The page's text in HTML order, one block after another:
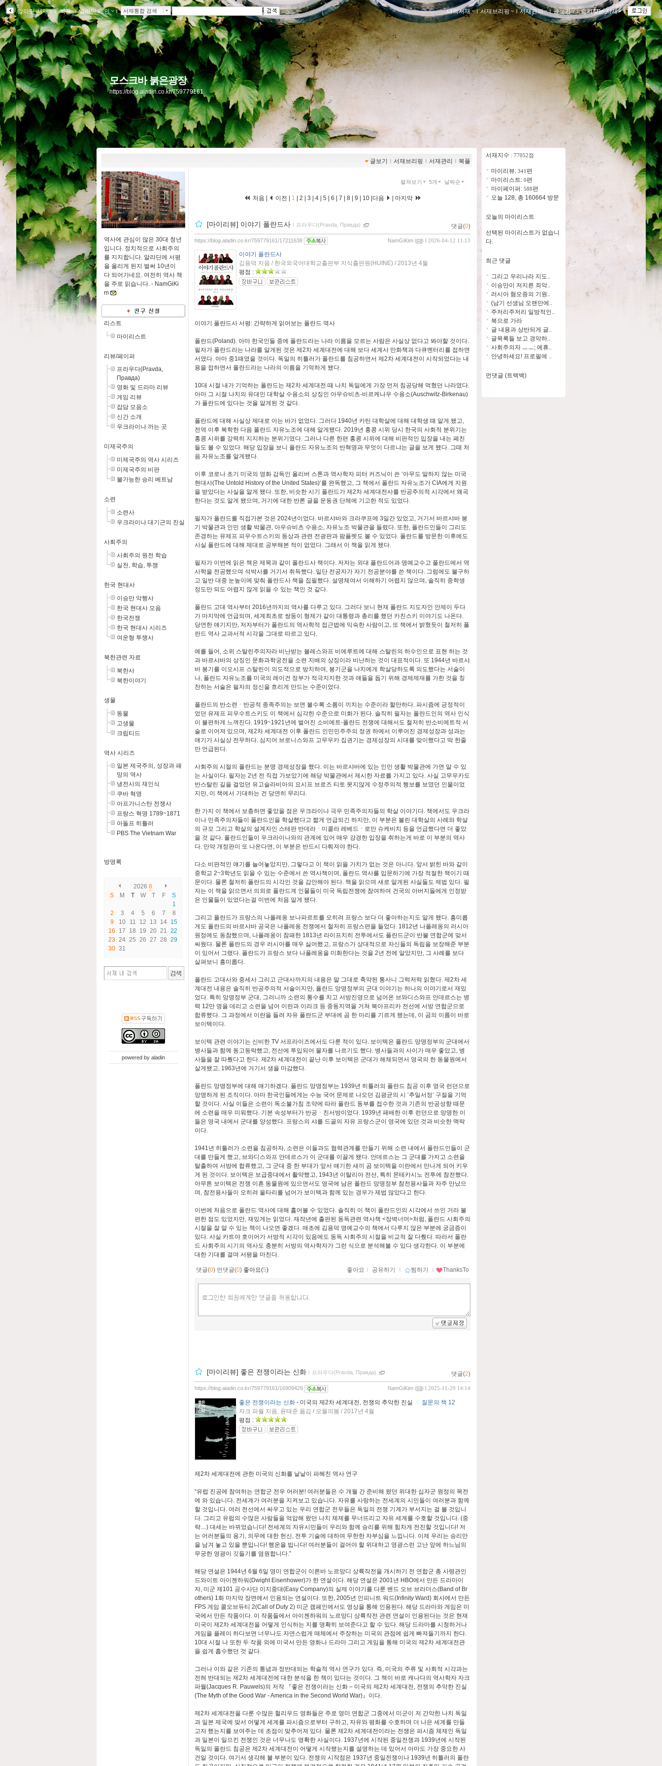
알라딘 서재 ｌ북플ｌ알라딘 메인 ｌ 서재통합 검색 나의서재 ｌ서재브리핑 ｌ서재관리 ｌ글쓰기 ｌ즐겨찾는 서재 ｌ
모스크바 붉은광장
https://blog.aladin.co.kr/759779161
글보기 ｌ 서재브리핑 ｌ 서재관리 ｌ 북플
역사에 관심이 많은 30대 청년
입니다. 정치적으로 사회주의
를 지지합니다. 알라딘에 서평
을 올리게 된지 벌써 10년이
다 되어가네요. 여전히 역사 책
을 주로 읽습니다. - NamGiKi
m
리스트
마이리스트
리뷰/페이퍼
프라우다(Pravda,
Правда)
영화 및 드라마 리뷰
게임 리뷰
잡담 모음소
신간 소개
우크라이나 까는 곳
미제국주의
미제국주의 역사 시리즈
미제국주의 비판
불가능한 승리 베트남
소련
소련사
우크라이나 대기근의 진실
사회주의
사회주의 원전 학습
실천, 학습, 투쟁
한국 현대사
이승만 악행사
한국 현대사 모음
한국전쟁
한국 현대사 시리즈
여운형 투쟁사
북한관련 자료
북한사
북한이야기
생물
동물
고생물
크립티드
역사 시리즈
일본 제국주의, 성장과 패
망의 역사
냉전사의 재인식
쿠바 혁명
아프가니스탄 전쟁사
프랑스 혁명 1789~1871
아돌프 히틀러
PBS The Vietnam War
방명록
2026 8
S
M T W T F
S
1
2
3 4 5 6 7
8
9
10 11 12 13 14 15
16
17 18 19 20 21 22
23 24 25 26 27 28 29
30 31
powered by aladin
펼쳐보기 5개 날짜순
처음 | 이전 | 1 2 3 4 5 6 7 8 9 10 다음 마지막
[마이리뷰] 이야기 폴란드사 ｌ 프라우다(Pravda, Правда) 댓글(0)
NamGiKim ( ) l 2026-04-12 11:13
https://blog.aladin.co.kr/759779161/17211638
이야기 폴란드사
김용덕 지음 / 한국외국어대학교출판부 지식출판원(HUINE) / 2013년 4월
평점 :
이야기 폴란드사 서평: 간략하게 읽어보는 폴란드 역사
폴란드(Poland). 아마 한국인들 중에 폴란드라는 나라 이름을 모르는 사람은 사실상 없다고 봐야할 것이다.
필자가 폴란드라는 나라를 알게된 것은 제2차 세계대전에 대해 보다 세계사 만화책과 다큐멘터리를 접하면
서였다. 아마 중1때였을 것이다. 독일의 히틀러가 폴란드를 침공하면서 제2차 세계대전이 시작되었다는 내
용을 접하면서 폴란드라는 나라의 이름을 기억하게 됐다.
10대 시절 내가 기억하는 폴란드는 제2차 세계대전 때 나치 독일에게 가장 먼저 침공당해 먹혔던 나라였다.
아마 그 시절 나치의 유대인 대학살 수용소의 상징인 아우슈비츠-비르케나우 수용소(Auschwitz-Birkenau)
가 폴란드에 있다는 것을 알게된 것 같다.
폴란드에 대해 사실상 제대로 아는 바가 없었다. 그러다 1940년 카틴 대학살에 대해 대학생 때 알게 됐고,
전역 이후 복학한 다음 폴란드 자유노조에 대해 알게됐다. 2019년 홍콩 시위 당시 한국의 사회적 분위기는
홍콩 시위를 강력히 지지하는 분위기였다. 그러나 다른 한편 홍콩 시위에 대해 비판적인 입장을 내는 페친
들도 볼 수 있었다. 해당 입장을 보니 폴란드 자유노조의 반혁명과 무엇이 다르냐는 글을 보게 됐다. 그때 처
음 자유노조를 알게됐다.
이후 코로나 초기 미국의 영화 감독인 올리버 스톤과 역사학자 피터 커즈닉이 쓴 ‘아무도 말하지 않는 미국
현대사(The Untold History of the United States)‘를 완독했고, 그 책에서 폴란드 자유노조가 CIA에게 지원
을 받았다는 사실을 알게 됐다. 또한, 비슷한 시기 폴란드가 제2차 세계대전사를 반공주의적 시각에서 왜곡
한다는 것도 알게 됐으며, 거기에 대한 반론 글을 운동권 단체에 기고한 적도 있었다.
필자가 폴란드를 직접가본 것은 2024년이었다. 바르샤바와 크라쿠프에 3일간 있었고, 거기서 바르샤바 봉
기 박물관과 인민 생활 박물관, 아우슈비츠 수용소, 자유노조 박물관을 들렸다. 또한, 폴란드인들이 그리도
존경하는 유제프 피우수트스키의 동상과 관련 전광판과 팜플렛도 볼 수 있었다. 폴란드를 방문한 이후에도
사실 폴란드에 대해 제대로 공부해본 적이 없었다. 그래서 이 책을 읽게 됐다.
필자가 이번에 읽은 책은 제목과 같이 폴란드사 책이다. 저자는 외대 폴란드어과 명예교수고 폴란드에서 역
사학을 전공했으며 석박사를 거기서 취득했다. 일단 전공자가 자기 전공분야를 쓴 책이다. 그럼에도 불구하
고 일반 대중 눈높이에 맞춰 폴란드사 책을 집필했다. 설명체여서 이해하기 어렵지 않으며, 솔직히 중학생
정도만 되도 어렵지 않게 읽을 수 있는 책인 것 같다.
폴란드 고대 역사부터 2016년까지의 역사를 다루고 있다. 그러다 보니 현재 폴란드 지도자인 안제이 두다
가 마지막에 언급되며, 세계최초로 쌍둥이 형제가 같이 대통령과 총리를 했던 카친스키 이야기도 나온다.
당연한 얘기지만, 저자부터가 폴란드의 역사학적 접근법에 익숙한 사람이고, 또 책에서 밝혔듯이 철저히 폴
란드 역사 교과서적 시각을 그대로 따르고 있다.
예를 들어, 소위 스탈린주의자라 비난받는 볼레스와프 비에루트에 대해 스탈린의 하수인으로 표현 하는 것
과 바르샤바의 상징인 문화과학궁전을 소련 지배의 상징이라 비난하는 것이 대표적이다. 또 1944년 바르샤
바 봉기를 이오시프 스탈린이 의도적으로 방치하여, 봉기군을 나치에게 학살당하도록 의도했다는 서술이
나, 폴란드 자유노조를 미국의 레이건 정부가 적극지지한 것과 얘들을 돕기 위해 경제제재를 가한 것을 칭
찬하는 서술은 필자의 정신을 흐리게 만드는 수준이었다.
폴란드의 반소련ㆍ반공적 종족주의는 보면 볼수록 소름이 끼치는 수준이라 할만하다. 파시즘에 긍정적이
었던 유제프 피우수트스키도 이 책에서 심각한 수준으로 미화가 된다. 솔직히 필자는 폴란드인의 역사 인식
이 불편하게 느껴진다. 1919~1921년에 벌어진 소비에트-폴란드 전쟁에 대해서도 철저히 반소비에트적 서
술로 이어져 있으며, 제2차 세계대전 이후 폴란드 인민민주주의 정권 하에서 이루어진 경제성장과 성과는
얘기가 사실상 전무하다. 심지어 브로니스와프 고무우카 집권기는 경제성장의 시대를 맞이했다고 딱 한줄
만 언급된다.
사회주의 시절의 폴란드는 분명 경제성장을 했다. 이는 바르샤바에 있는 인민 생활 박물관에 가면 알 수 있
는 사실이다. 필자는 2년 전 직접 가보았기에 해당 박물관에서 제시한 자료를 가지고 있다. 사실 고무우카도
반스탈린 길을 걸었던 유고슬라비아의 요시프 브로즈 티토 못지않게 수정주의적 행보를 보였던 인물이었
지만, 이 책에서 기대하는 건 당연히 무리다.
한 가지 이 책에서 보충하면 좋았을 점은 우크라이나 극우 민족주의자들의 학살 이야기다. 책에서도 우크라
이나 민족주의자들이 폴란드인을 학살했다고 짧게 언급되긴 하지만, 이 부분은 볼린 대학살의 사례와 학살
의 규모 그리고 학살의 설계자인 스테판 반데라ㆍ미콜라 레베드ㆍ로만 슈케비치 등을 언급했다면 더 좋았
을 것 같다. 폴란드인들이 우크라이나와의 관계에 있어 매우 강경한 입장을 취하는게 바로 이 부분의 역사
다. 만약 개정판이 또 나온다면, 이 부분은 반드시 다뤄져야 한다.
다소 비판적인 얘기를 늘어놓았지만, 그렇다고 이 책이 읽을 가치가 없는 것은 아니다. 앞서 밝힌 바와 같이
중학교 2~3학년도 읽을 수 있는 수준에서 쓴 역사책이며, 폴란드 역사를 입문하기에 가장 적절한 책이기 때
문이다. 물론 철저히 폴란드의 시각인 것을 감안해야 된다. 책을 읽으며 새로 알게된 사실들도 제법 있다. 필
자는 이 책을 읽으면서 의외로 폴란드계 인물들이 미국 독립전쟁에 참여하여 건국의 아버지들에게 인정받
은 인물들이 있었다는걸 이번에 처음 알게 됐다.
그리고 폴란드가 프랑스의 나폴레옹 보나파르트를 오히려 프랑스 보다 더 좋아하는지도 알게 됐다. 흥미롭
게도 폴란드의 바르샤바 공국은 나폴레옹 전쟁에서 철저히 프랑스편을 들었다. 1812년 나폴레옹의 러시아
원정에도 동참했으며, 나폴레옹이 참패한 1813년 라이프치히 전투에서도 폴란드군이 반불 연합군에 맞서
싸웠다. 물론 폴란드의 경우 러시아를 매우 싫어했고, 프랑스가 상대적으로 자신들의 독립을 보장해준 부분
이 있어서 그랬다. 폴란드가 프랑스 보다 나폴레옹을 미화한다는 것을 2년 전에 알았지만, 그 사례를 보다
살펴보니 흥미롭다.
폴란드 고대사와 중세사 그리고 근대사까지의 내용은 말 그대로 축약된 통사니 그럭저럭 읽혔다. 제2차 세
계대전 내용은 솔직히 반공주의적 서술이지만, 폴란드 망명정부의 군대 이야기는 하나의 이야기로서 재밌
었다. 특히 망명정부 군대, 그러니까 소련의 통수를 치고 서방진영으로 넘어온 브와디스와프 안데르스는 병
력 12만 명을 데리고 소련을 넘어 이란과 이라크 등 중동지역을 거쳐 북아프리카 전선에 서방 연합군으로
합류했다. 그 과정에서 이란을 들려 자유 폴란드군 부대에 곰 한 마리를 기르게 됐는데, 이 곰의 이름이 바로
보이텍이다.
보이텍 관련 이야기는 신비한 TV 서프라이즈에서도 다룬 적이 있다. 보이텍은 폴란드 망명정부의 군대에서
병사들과 함께 동고동락했고, 전선에 투입되어 물자를 나르기도 했다. 병사들과의 사이가 매우 좋았고, 병
사들을 잘 따뤘다고 한다. 제2차 세계대전이 끝난 이후 보이텍은 군대가 해체되면서 영국의 한 동물원에서
살게됐고, 1963년에 거기서 생을 마감했다.
폴란드 망명정부에 대해 얘기하겠다. 폴란드 망명정부는 1939년 히틀러의 폴란드 침공 이후 영국 런던으로
망명하게 된 조직이다. 아마 한국인들에게는 수능 국어 문제로 나오던 김광균의 시 ‘추일서정‘ 구절을 기억
할 것이다. 사실 이들은 소련이 독소불가침 조약에 따라 폴란드 동부를 접수한 것과 기존의 반공성향 때문
에 소련을 매우 미워했다. 기본 속성부터가 반공ㆍ친서방이었다. 1939년 패배한 이후 런던으로 망명한 이
들은 영국 내에서 군대를 양성했다. 프랑스의 샤를 드골의 자유 프랑스군이 영국에 있던 것과 비슷한 맥락
이다.
1941년 히틀러가 소련을 침공하자, 소련은 이들과도 협력관계를 만들기 위해 소련 내에서 폴란드인들이 군
대를 만들게 했고, 브와디스와프 안데르스가 이 군대를 이끌게 됐다. 안데르스는 그 군대를 가지고 소련을
탈출하여 서방에 합류했고, 그 군대 중 한 부대가 앞서 얘기한 새끼 곰 보이텍을 이란에서 만나게 되어 키우
게 된 것이다. 보이텍은 보급중대에서 활약했고, 1943년 이탈리아 전선, 특히 몬테카시노 전투에 참전했다.
아무튼 보이텍은 전쟁 이흔 동물원에 있으면서도 영국에 남은 폴란드 망명정부 참전용사들과 자주 만났으
며, 참전용사들이 오히려 울타리를 넘어가 보이텍과 함께 있는 경우가 제법 많았다고 한다.
이번에 처음으로 폴란드 역사에 대해 훑어볼 수 있었다. 솔직히 이 책이 폴란드인의 시각에서 쓰인 거라 불
편한 점도 있었지만, 재밌게는 읽었다. 재작년에 출판된 동독관련 역사책 <장벽너머>처럼, 폴란드 사회주의
시절을 잘 알 수 있는 책이 나오면 좋겠다. 애초에 김용덕 명예교수의 책에서 다루지 않은 부분에 궁금증이
있다. 사실 카트야 호이어가 서방적 시각이 있음에도 동독 사회주의 시절을 비교적 잘 다뤘다. 따라서 폴란
드 사회주의 시기의 역사도 충분히 서방의 역사학자가 그런 식으로 분석해볼 수 있다 생각한다. 이 부분에
대한 기대를 걸며 서평을 마친다.
댓글(0) 먼댓글(0) 좋아요(5) 좋아요 ｌ 공유하기 ｌ 찜하기 ｌ ThanksTo
[마이리뷰] 좋은 전쟁이라는 신화 ｌ 프라우다(Pravda, Правда) 댓글(2)
NamGiKim ( ) l 2025-11-29 14:14
https://blog.aladin.co.kr/759779161/16909429
좋은 전쟁이라는 신화 - 미국의 제2차 세계대전, 전쟁의 추악한 진실
질문의 책 12
자크 파월 지음, 윤태준 옮김 / 오월의봄 / 2017년 4월
평점 :
제2차 세계대전에 관한 미국의 신화를 낱낱이 파헤친 역사 연구
“유럽 진공에 참여하는 연합군 전우 어러분! 여러분들은 수 개월 간 준비해 왔던 위대한 십자군 원정의 목전
에 와 있습니다. 전세계가 여러분을 지켜보고 있습니다. 자유를 사랑하는 전세계의 시민들이 여러분과 함께
할 것입니다. 여러 전선에서 싸우고 있는 우리 연합군 전우들은 독일의 전쟁 기계가 부서지는 걸 볼 것입니
다. 그리고 유럽의 수많은 사람들을 억압해 왔던 나치 체제를 무너뜨리고 자유 세계를 수호할 것입니다. (중
략....) 대세는 바뀌었습니다! 전세계의 자유시민들이 우리와 함께 승리를 위해 힘차게 전진할 것입니다! 저
는 어러분들의 용기, 의무에 대한 헌신, 전투 기술에 대하여 무한한 자부심을 느낍니다. 이제 우리는 승리만
을 남겨 놓고 있을 뿐입니다! 행운을 빕니다! 여러분들이 걸어야 할 위대하고 영광스런 고난 앞에 하느님의
무궁한 영광이 깃들기를 염원합니다.”
해당 연설은 1944년 6월 6일 영미 연합군이 이른바 노르망디 상륙작전을 개시하기 전 연합군 총 사령관인
드와이트 아이젠하워(Dwight Eisenhower)가 한 연설이다. 해당 연설은 2001년 HBO에서 만든 드라마이
자, 미군 제101 공수사단 이지중대(Easy Company)의 실제 이야기를 다룬 밴드 오브 브라더스(Band of Br
others) 1화 마지막 장면에서 인용되는 연설이다. 또한, 2005년 인피니트 워드(Infinity Ward) 회사에서 만든
FPS 게임 콜오브듀티 2(Call of Duty 2) 미군 캠페인에서도 영상을 통해 인용된다. 해당 드라마와 게임은 미
국에서 만든 작품이다. 이 작품들에서 아이젠하워의 노르망디 상륙작전 관련 연설이 인용된다는 것은 현재
미국이 제2차 세계대전을 어떻게 인식하는 지를 명확히 보여준다고 할 수 있다. 해당 드라마를 시청하거나
게임을 플레이 하다보면 너무나도 자연스럽게 매체에서 주장하는 미국의 관점에 쉽게 빠져들기까지 한다.
10대 시절 나 또한 두 작품 외에 미국서 만든 영화나 드라마 그리고 게임을 통해 미국의 제2차 세계대전관
을 쉽게 흡수했던 것 같다.
그러나 이와 같은 기존의 통념과 정반대되는 학술적 역사 연구가 있다. 즉, 미국의 주류 및 사회적 시각과는
전혀 반대되는 제2차 세계대전에 대한 분석을 한 책이 있다는 것이다. 그 책이 바로 캐나다의 역사학자 자크
파월(Jacques R. Pauwels)의 저작 『좋은 전쟁이라는 신화 – 미국의 제2차 세계대전, 전쟁의 추악한 진실
(The Myth of the Good War - America in the Second World War)』이다.
제2차 세계대전을 다룬 수많은 헐리우드 영화들은 주로 영미 연합군 그중에서 미군이 저 간악한 나치 독일
과 일본 제국에 맞서 어떻게 세계를 파시즘으로부터 구하고, 자유와 평화를 수호하며 더 나은 세계를 만들
고자 했는지를 보여주는 데 초점이 맞추어져 있다. 물론 제2차 세계대전이라는 전쟁은 파시즘 체제인 독일
과 일본이 일으킨 전쟁인 것은 너무나도 명확한 사실이다. 1937년에 시작된 중일전쟁과 1939년에 시작된
독일의 폴란드 침공은 제2차 세계대전이 어떻게 시작됐는지를 설명하는 데 있어서 아마도 가장 중요한 사
건일 것이다. 여기서 생각해 볼 부분이 있다. 전쟁의 시작점은 1937년 중일전쟁이나 1939년 히틀러의 폴란
서재지수 : 77052점
마이리뷰: 341편
마이리스트: 0편
마이페이퍼: 588편
오늘 128, 총 160664 방문
오늘의 마이리스트
선택된 마이리스트가 없습니
다.
최근 댓글
그리고 우리나라 지도..
이승만이 저지른 죄악..
러시아 혐오증의 기원..
(남기 선생님 오랜만에..
주저리주저리 일방적인..
북으로 가라
글 내용과 상반되게 글..
글목록들 보고 경악하..
사회주의자 ㅡㅡ; 에휴..
안녕하세요! 프로필에 ..
먼댓글 (트랙백)